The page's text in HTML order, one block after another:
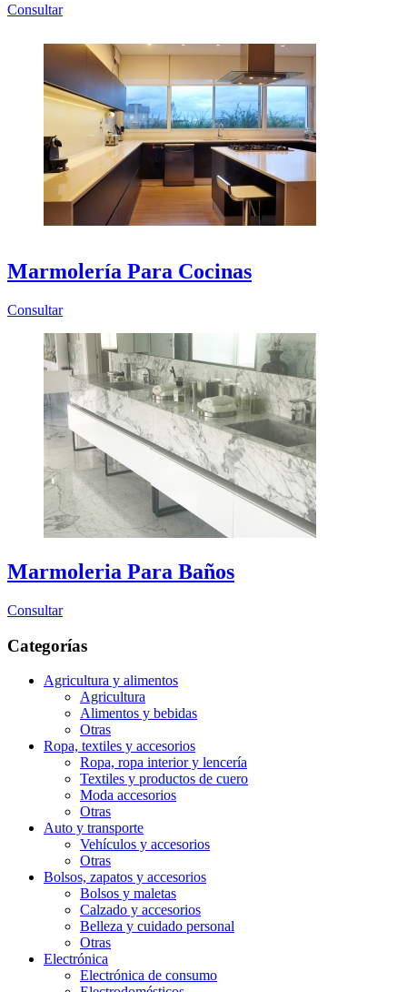
Consultar
Marmolería Para Cocinas
Consultar
Marmoleria Para Baños
Consultar
Categorías
Agricultura y alimentos
Agricultura
Alimentos y bebidas
Otras
Ropa, textiles y accesorios
Ropa, ropa interior y lencería
Textiles y productos de cuero
Moda accesorios
Otras
Auto y transporte
Vehí­culos y accesorios
Otras
Bolsos, zapatos y accesorios
Bolsos y maletas
Calzado y accesorios
Belleza y cuidado personal
Otras
Electrónica
Electrónica de consumo